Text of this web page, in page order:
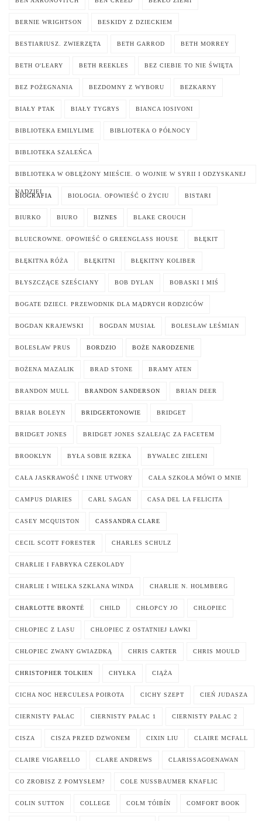
BERNIE WRIGHTSON BESKIDY Z DZIECKIEM
BESTIARIUSZ. ZWIERZĘTA BETH GARROD BETH MORREY
BETH O'LEARY BETH REEKLES BEZ CIEBIE TO NIE ŚWIĘTA
BEZ POŻEGNANIA BEZDOMNY Z WYBORU BEZKARNY
BIAŁY PTAK BIAŁY TYGRYS BIANCA IOSIVONI
BIBLIOTEKA EMILYLIME BIBLIOTEKA O PÓŁNOCY
BIBLIOTEKA SZALEŃCA
BIBLIOTEKA W OBLĘŻONY MIEŚCIE. O WOJNIE W SYRII I ODZYSKANEJ
NADZIEI
BIOGRAFIA BIOLOGIA. OPOWIEŚĆ O ŻYCIU BISTARI
BIURKO BIURO BIZNES BLAKE CROUCH
BLUECROWNE. OPOWIEŚĆ O GREENGLASS HOUSE BŁĘKIT
BŁĘKITNA RÓŻA BŁĘKITNI BŁĘKITNY KOLIBER
BŁYSZCZĄCE SZEŚCIANY BOB DYLAN BOBASKI I MIŚ
BOGATE DZIECI. PRZEWODNIK DLA MĄDRYCH RODZICÓW
BOGDAN KRAJEWSKI BOGDAN MUSIAŁ BOLESŁAW LEŚMIAN
BOLESŁAW PRUS BORDZIO BOŻE NARODZENIE
BOŻENA MAZALIK BRAD STONE BRAMY ATEN
BRANDON MULL BRANDON SANDERSON BRIAN DEER
BRIAR BOLEYN BRIDGERTONOWIE BRIDGET
BRIDGET JONES BRIDGET JONES SZALEJĄC ZA FACETEM
BROOKLYN BYŁA SOBIE RZEKA BYWALEC ZIELENI
CAŁA JASKRAWOŚĆ I INNE UTWORY CAŁA SZKOŁA MÓWI O MNIE
CAMPUS DIARIES CARL SAGAN CASA DEL LA FELICITA
CASEY MCQUISTON CASSANDRA CLARE
CECIL SCOTT FORESTER CHARLES SCHULZ
CHARLIE I FABRYKA CZEKOLADY
CHARLIE I WIELKA SZKLANA WINDA CHARLIE N. HOLMBERG
CHARLOTTE BRONTË CHILD CHŁOPCY JO CHŁOPIEC
CHŁOPIEC Z LASU CHŁOPIEC Z OSTATNIEJ ŁAWKI
CHŁOPIEC ZWANY GWIAZDKĄ CHRIS CARTER CHRIS MOULD
CHRISTOPHER TOLKIEN CHYŁKA CIĄŻA
CICHA NOC HERCULESA POIROTA CICHY SZEPT CIEŃ JUDASZA
CIERNISTY PAŁAC CIERNISTY PAŁAC 1 CIERNISTY PAŁAC 2
CISZA CISZA PRZED DZWONEM CIXIN LIU CLAIRE MCFALL
CLAIRE VIGARELLO CLARE ANDREWS CLARISSAGOENAWAN
CO ZROBISZ Z POMYSŁEM? COLE NUSSBAUMER KNAFLIC
COLIN SUTTON COLLEGE COLM TÓIBÍN COMFORT BOOK